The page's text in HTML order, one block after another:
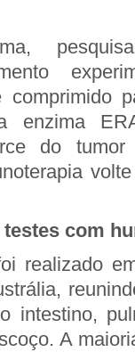
comprimido
enzima
do
com
realizado
intestino,
A